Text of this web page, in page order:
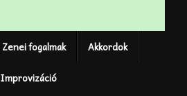
Zenei fogalmak Akkordok
Improvizáció